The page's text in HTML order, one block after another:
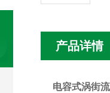
产品详情
电容式涡街